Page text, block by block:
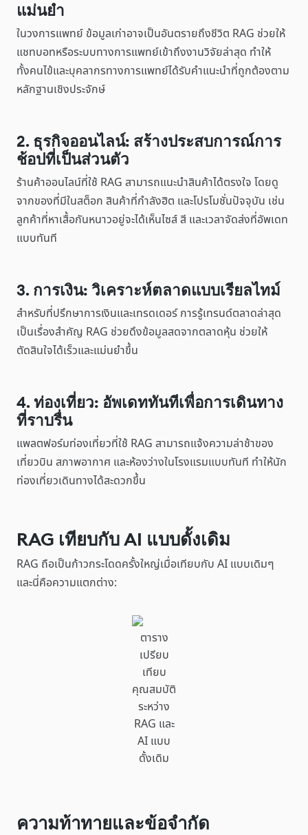
แม่นยำ
ในวงการแพทย์ ข้อมูลเก่าอาจเป็นอันตรายถึงชีวิต RAG ช่วยให้
แชทบอทหรือระบบทางการแพทย์เข้าถึงงานวิจัยล่าสุด ทำให้
ทั้งคนไข้และบุคลากรทางการแพทย์ได้รับคำแนะนำที่ถูกต้องตาม
หลักฐานเชิงประจักษ์
2. ธุรกิจออนไลน์: สร้างประสบการณ์การ
ช้อปที่เป็นส่วนตัว
ร้านค้าออนไลน์ที่ใช้ RAG สามารถแนะนำสินค้าได้ตรงใจ โดยดู
จากของที่มีในสต็อก สินค้าที่กำลังฮิต และโปรโมชั่นปัจจุบัน เช่น
ลูกค้าที่หาเสื้อกันหนาวอยู่จะได้เห็นไซส์ สี และเวลาจัดส่งที่อัพเดท
แบบทันที
3. การเงิน: วิเคราะห์ตลาดแบบเรียลไทม์
สำหรับที่ปรึกษาการเงินและเทรดเดอร์ การรู้เทรนด์ตลาดล่าสุด
เป็นเรื่องสำคัญ RAG ช่วยดึงข้อมูลสดจากตลาดหุ้น ช่วยให้
ตัดสินใจได้เร็วและแม่นยำขึ้น
4. ท่องเที่ยว: อัพเดททันทีเพื่อการเดินทาง
ที่ราบรื่น
แพลตฟอร์มท่องเที่ยวที่ใช้ RAG สามารถแจ้งความล่าช้าของ
เที่ยวบิน สภาพอากาศ และห้องว่างในโรงแรมแบบทันที ทำให้นัก
ท่องเที่ยวเดินทางได้สะดวกขึ้น
RAG เทียบกับ AI แบบดั้งเดิม
RAG ถือเป็นก้าวกระโดดครั้งใหญ่เมื่อเทียบกับ AI แบบเดิมๆ
และนี่คือความแตกต่าง:
ตาราง
เปรียบ
เทียบ
คุณสมบัติ
ระหว่าง
RAG และ
AI แบบ
ดั้งเดิม
ความท้าทายและข้อจำกัด